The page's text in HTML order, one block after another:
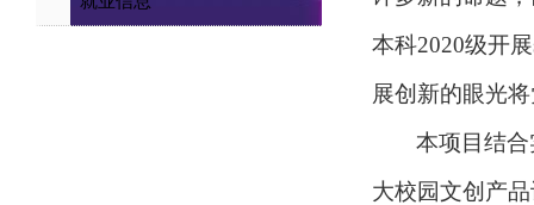
本科2020级开
展创新的眼光
本项目结
大校园文创产